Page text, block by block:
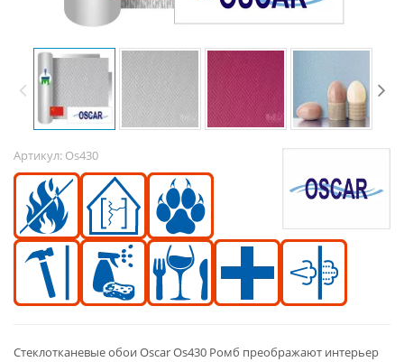
Артикул: Os430
Стеклотканевые обои Oscar Os430 Ромб преображают интерьер